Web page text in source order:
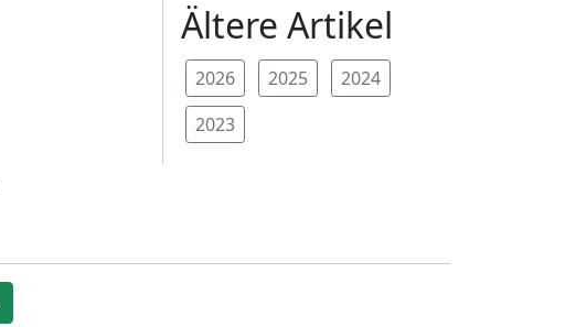
Ältere Artikel
2026 2025
2024
2023